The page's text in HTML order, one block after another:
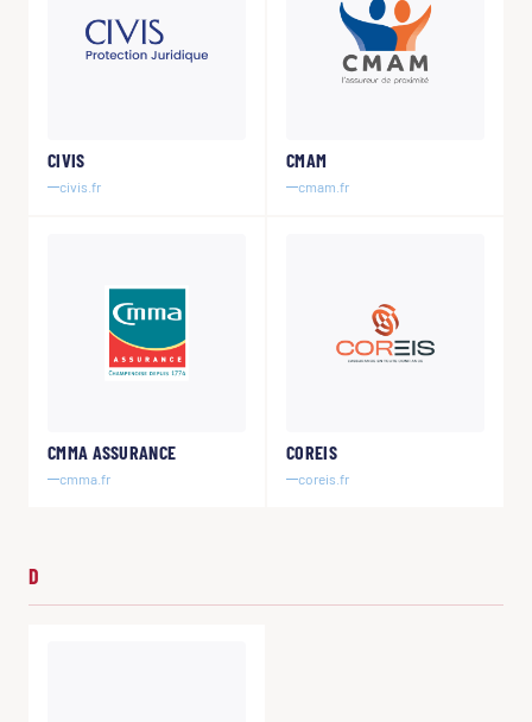
CIVIS
civis.fr
CMAM
cmam.fr
CMMA ASSURANCE
cmma.fr
COREIS
coreis.fr
D